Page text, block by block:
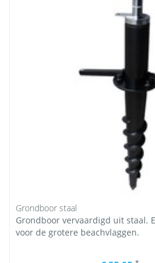
Grondboor staal
Grondboor vervaardigd uit staal.
voor de grotere beachvlaggen.